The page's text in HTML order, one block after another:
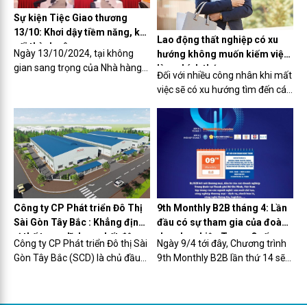
Agricultural Expo Special
Exhibition on Agricultural
Mechanization 2024). Triển lãm
do Sở Nông nghiệp và Phát triển
Nông thôn Khu tự trị dân tộc
Choang Quảng Tây chủ trì, cùng
Nông nghiệp Khu tự trị dân tộc
Choang Quảng Tây và Trạm
Quản lý Hạt giống Khu tự trị dân
tộc Choang Quảng Tây.
Sự kiện Tiệc Giao thương
13/10: Khơi dậy tiềm năng, kết
nối thành công
Ngày 13/10/2024, tại không
gian sang trọng của Nhà hàng
Giao Thương Kết Nối Doanh
Nhân 8X, 9X" hứa hẹn sẽ để lại
nhiều dấu ấn khó quên. Đây là
sự kiện mở ra sân chơi kết nối
không giới hạn, được tổ chức
bởi sự hợp tác giữa Diễn đàn
Doanh nhân 8X và Hiệp hội
Thương mại Toàn cầu.
Lao động thất nghiệp có xu
hướng không muốn kiếm việc
làm chính thức
Đối với nhiều công nhân khi mất
việc sẽ có xu hướng tìm đến các
nhận hết trợ cấp thất nghiệp
mới bắt đầu tìm kiếm việc làm
Công ty CP Phát triển Đô Thị
Sài Gòn Tây Bắc : Khẳng định
vị thế trong lĩnh vực bất động
sản công nghiệp
Công ty CP Phát triển Đô thị Sài
Gòn Tây Bắc (SCD) là chủ đầu
9th Monthly B2B tháng 4: Lần
đầu có sự tham gia của đoàn
doanh nghiệp Trung Quốc
Ngày 9/4 tới đây, Chương trình
9th Monthly B2B lần thứ 14 sẽ